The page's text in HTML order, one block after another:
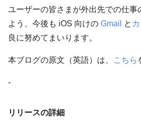
ユーザーの皆さまが外出先での仕事
よう、今後も iOS 向けの Gmail と
良に努めてまいります。
本ブログの原文（英語）は、 こちら
-
リリースの詳細